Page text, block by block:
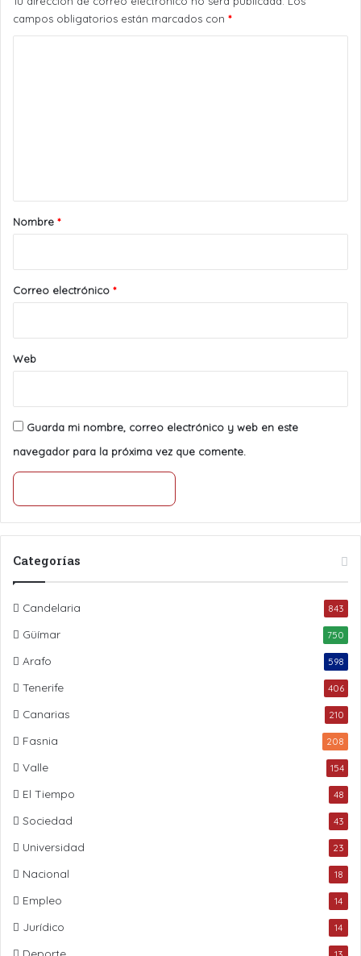
campos obligatorios están marcados con *
r
*
Nombre *
Correo electrónico *
Web
Guarda mi nombre, correo electrónico y web en este
navegador para la próxima vez que comente.
Categorías
Candelaria 843
Güímar 750
Arafo 598
Tenerife 406
Canarias 210
Fasnia 208
Valle 154
El Tiempo 48
Sociedad 43
Universidad 23
Nacional 18
Empleo 14
Jurídico 14
Deporte 13